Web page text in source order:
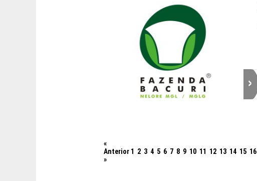
«
Anterior 1 2 3 4 5 6 7 8 9 10 11 12 13 14 15 16
»